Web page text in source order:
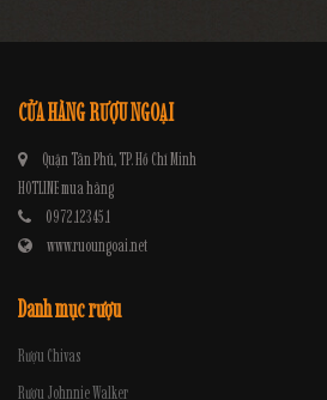
CỬA HÀNG RƯỢU NGOẠI
Quận Tân Phú, TP. Hồ Chí Minh
HOTLINE mua hàng
0972.12345.1
www.ruoungoai.net
Danh mục rượu
Rượu Chivas
Rượu Johnnie Walker